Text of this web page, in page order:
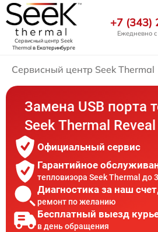
Сервисный центр Seek
Thermalв Екатеринбурге
+7 (343)
Ежедневно
Сервисный центр Seek Thermal
Замена USB порта
Seek Thermal Reveal
Официальный сервис
Гарантийное
тепловизора Seek Thermal до
Диагностика за наш
ремонт по желанию
Бесплатный выезд
в день обращения